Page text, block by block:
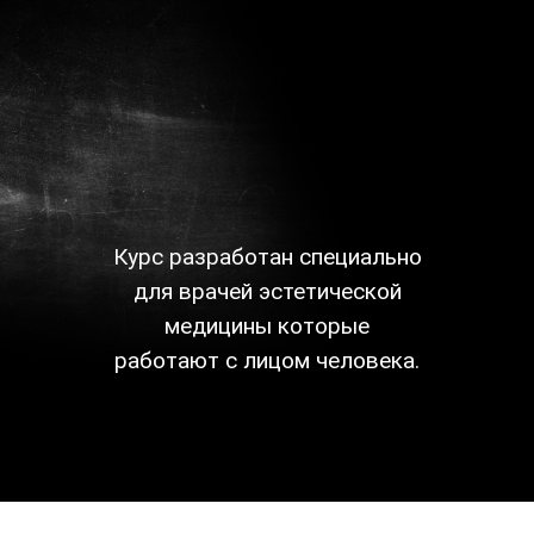
Курс разработан специально
для врачей эстетической
медицины которые
работают с лицом человека.